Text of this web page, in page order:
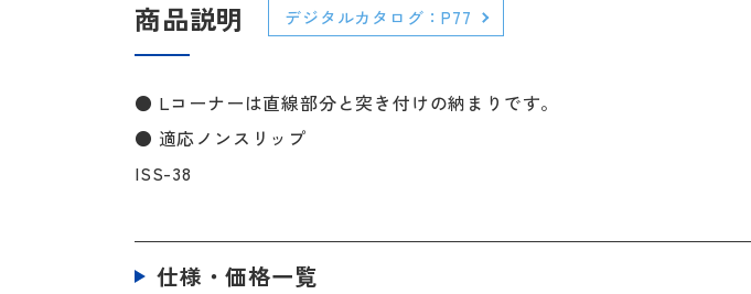
商品説明 デジタルカタログ：P77
● Lコーナーは直線部分と突き付けの納まりです。
● 適応ノンスリップ
ISS-38
仕様・価格一覧